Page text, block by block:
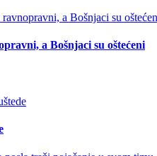
a Bošnjaci su oštećeni